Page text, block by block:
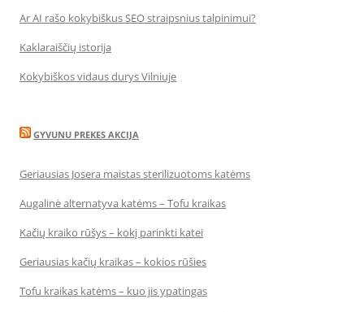
Ar AI rašo kokybiškus SEO straipsnius talpinimui?
Kaklaraiščių istorija
Kokybiškos vidaus durys Vilniuje
GYVUNU PREKES AKCIJA
Geriausias Josera maistas sterilizuotoms katėms
Augalinė alternatyva katėms – Tofu kraikas
Kačių kraiko rūšys – kokį parinkti katei
Geriausias kačių kraikas – kokios rūšies
Tofu kraikas katėms – kuo jis ypatingas